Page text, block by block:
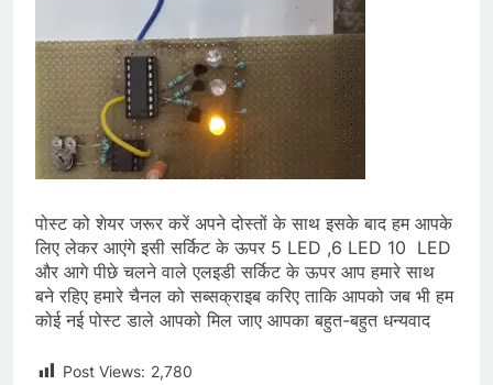
पोस्ट को शेयर जरूर करें अपने दोस्तों के साथ इसके बाद हम आपके
लिए लेकर आएंगे इसी सर्किट के ऊपर 5 LED ,6 LED 10 LED
और आगे पीछे चलने वाले एलइडी सर्किट के ऊपर आप हमारे साथ
बने रहिए हमारे चैनल को सब्सक्राइब करिए ताकि आपको जब भी हम
कोई नई पोस्ट डाले आपको मिल जाए आपका बहुत-बहुत धन्यवाद
Post Views: 2,780